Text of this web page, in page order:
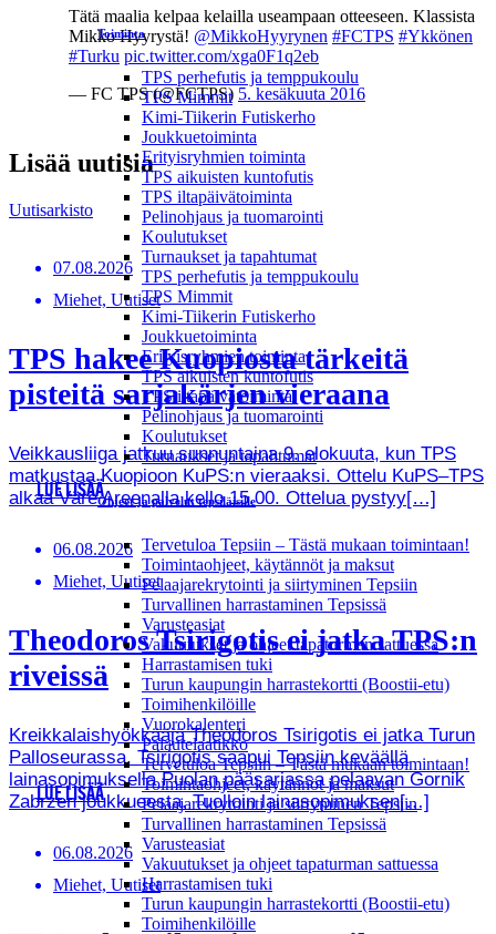
Toiminta
TPS perhefutis ja temppukoulu
TPS Mimmit
Kimi-Tiikerin Futiskerho
Joukkuetoiminta
Erityisryhmien toiminta
TPS aikuisten kuntofutis
TPS iltapäivätoiminta
Pelinohjaus ja tuomarointi
Koulutukset
Turnaukset ja tapahtumat
TPS perhefutis ja temppukoulu
TPS Mimmit
Kimi-Tiikerin Futiskerho
Joukkuetoiminta
Erityisryhmien toiminta
TPS aikuisten kuntofutis
TPS iltapäivätoiminta
Pelinohjaus ja tuomarointi
Koulutukset
Turnaukset ja tapahtumat
Ohjeet ja palvelut tepsiläisille
Tervetuloa Tepsiin – Tästä mukaan toimintaan!
Toimintaohjeet, käytännöt ja maksut
Pelaajarekrytointi ja siirtyminen Tepsiin
Turvallinen harrastaminen Tepsissä
Varusteasiat
Vakuutukset ja ohjeet tapaturman sattuessa
Harrastamisen tuki
Turun kaupungin harrastekortti (Boostii-etu)
Toimihenkilöille
Vuorokalenteri
Palautelaatikko
Tervetuloa Tepsiin – Tästä mukaan toimintaan!
Toimintaohjeet, käytännöt ja maksut
Pelaajarekrytointi ja siirtyminen Tepsiin
Turvallinen harrastaminen Tepsissä
Varusteasiat
Vakuutukset ja ohjeet tapaturman sattuessa
Harrastamisen tuki
Turun kaupungin harrastekortti (Boostii-etu)
Toimihenkilöille
Tätä maalia kelpaa kelailla useampaan otteeseen. Klassista
Mikko Hyyrystä! @MikkoHyyrynen #FCTPS #Ykkönen
#Turku pic.twitter.com/xga0F1q2eb
— FC TPS (@FCTPS) 5. kesäkuuta 2016
Lisää uutisia
Uutisarkisto
07.08.2026
Miehet, Uutiset
TPS hakee Kuopiosta tärkeitä
pisteitä sarjakärjen vieraana
Veikkausliiga jatkuu sunnuntaina 9. elokuuta, kun TPS
matkustaa Kuopioon KuPS:n vieraaksi. Ottelu KuPS–TPS
alkaa Väre Areenalla kello 15.00. Ottelua pystyy[…]
LUE LISÄÄ
06.08.2026
Miehet, Uutiset
Theodoros Tsirigotis ei jatka TPS:n
riveissä
Kreikkalaishyökkääjä Theodoros Tsirigotis ei jatka Turun
Palloseurassa. Tsirigotis saapui Tepsiin keväällä
lainasopimuksella Puolan pääsarjassa pelaavan Gornik
Zabrzen joukkueesta. Tuolloin lainasopimuksen[…]
LUE LISÄÄ
06.08.2026
Miehet, Uutiset